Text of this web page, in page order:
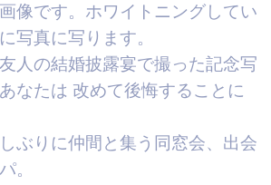
像です。ホワイトニングしてい
写真に写ります。
人の結婚披露宴で撮った記念写
なたは 改めて後悔することに
ぶりに仲間と集う同窓会、出会
。